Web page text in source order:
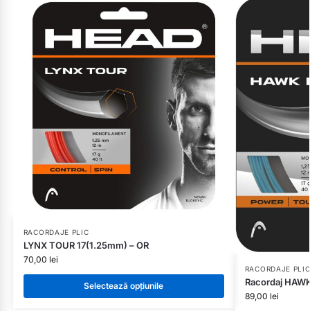
RACORDAJE PLIC
LYNX TOUR 17(1.25mm) – OR
70,00 lei
Selectează opțiunile
RACORDAJE PLIC
Racordaj
89,00 lei